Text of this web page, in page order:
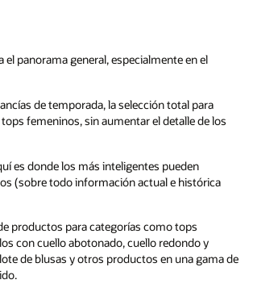
panorama general, especialmente en el
de temporada, la selección total para
femeninos, sin aumentar el detalle de los
es donde los más inteligentes pueden
(sobre todo información actual e histórica
productos para categorías como tops
con cuello abotonado, cuello redondo y
de blusas y otros productos en una gama de